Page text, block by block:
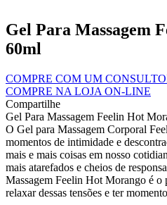
Gel Para Massagem
60ml
COMPRE COM UM
COMPRE NA LOJA ON-LINE
Compartilhe
Gel Para Massagem Feelin Hot
O Gel para Massagem Corporal
momentos de intimidade e
mais e mais coisas em nosso
mais atarefados e cheios de
Massagem Feelin Hot Morango é o
relaxar dessas tensões e ter